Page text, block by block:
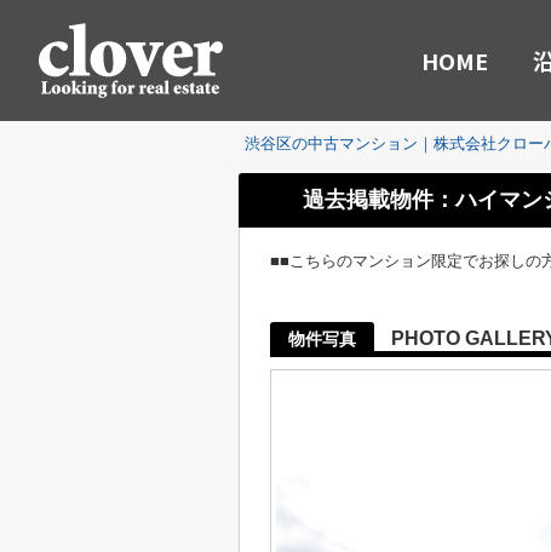
HOME
渋谷区の中古マンション｜株式会社クロー
過去掲載物件：ハイマ
■■こちらのマンション限定でお探しの
物件写真 PHOTO